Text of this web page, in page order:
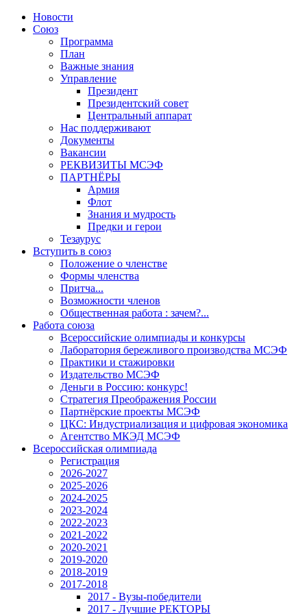
Новости
Союз
Программа
План
Важные знания
Управление
Президент
Президентский совет
Центральный аппарат
Нас поддерживают
Документы
Вакансии
РЕКВИЗИТЫ МСЭФ
ПАРТНЁРЫ
Армия
Флот
Знания и мудрость
Предки и герои
Тезаурус
Вступить в союз
Положение о членстве
Формы членства
Притча...
Возможности членов
Общественная работа : зачем?...
Работа союза
Всероссийские олимпиады и конкурсы
Лаборатория бережливого производства МСЭФ
Практики и стажировки
Издательство МСЭФ
Деньги в Россию: конкурс!
Стратегия Преображения России
Партнёрские проекты МСЭФ
ЦКС: Индустриализация и цифровая экономика
Агентство МКЭД МСЭФ
Всероссийская олимпиада
Регистрация
2026-2027
2025-2026
2024-2025
2023-2024
2022-2023
2021-2022
2020-2021
2019-2020
2018-2019
2017-2018
2017 - Вузы-победители
2017 - Лучшие РЕКТОРЫ